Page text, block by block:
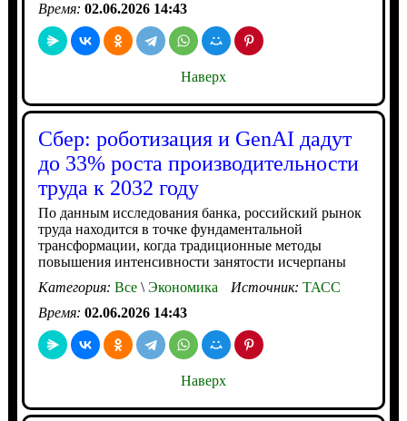
Время: 02.06.2026 14:43
Наверх
Сбер: роботизация и GenAI дадут
до 33% роста производительности
труда к 2032 году
По данным исследования банка, российский рынок
труда находится в точке фундаментальной
трансформации, когда традиционные методы
повышения интенсивности занятости исчерпаны
Категория: Все\Экономика Источник: ТАСС
Время: 02.06.2026 14:43
Наверх